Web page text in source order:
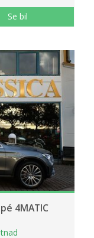
Se bil
4MATIC